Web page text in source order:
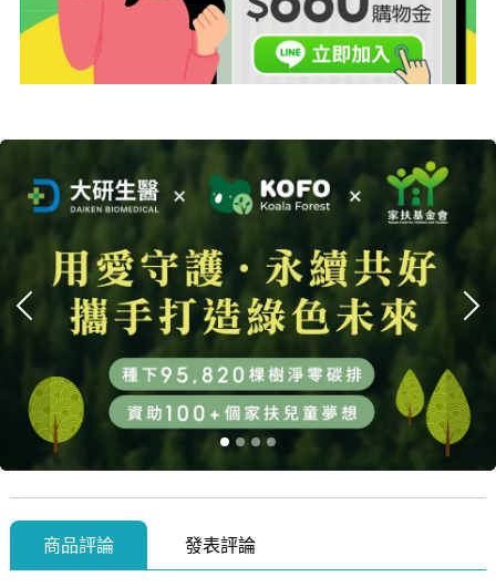
上一張 下
商品評論 發表評論